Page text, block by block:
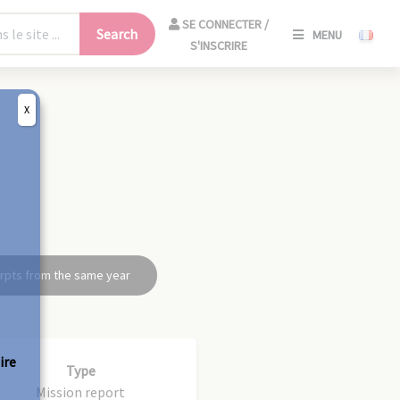
Search
SE CONNECTER /
S'INSCRIRE
MENU
from the same year
Type
Mission report
X